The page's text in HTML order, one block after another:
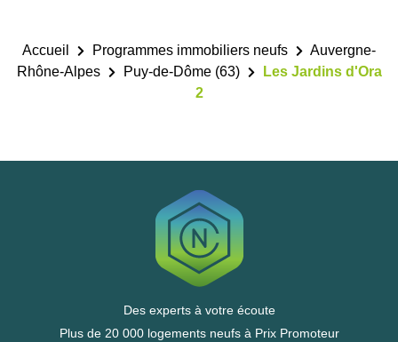
Accueil Programmes immobiliers neufs
Auvergne-
Rhône-Alpes
Puy-de-Dôme (63)
Les Jardins d'Ora
2
Des experts à votre écoute
Plus de 20 000 logements neufs à Prix Promoteur